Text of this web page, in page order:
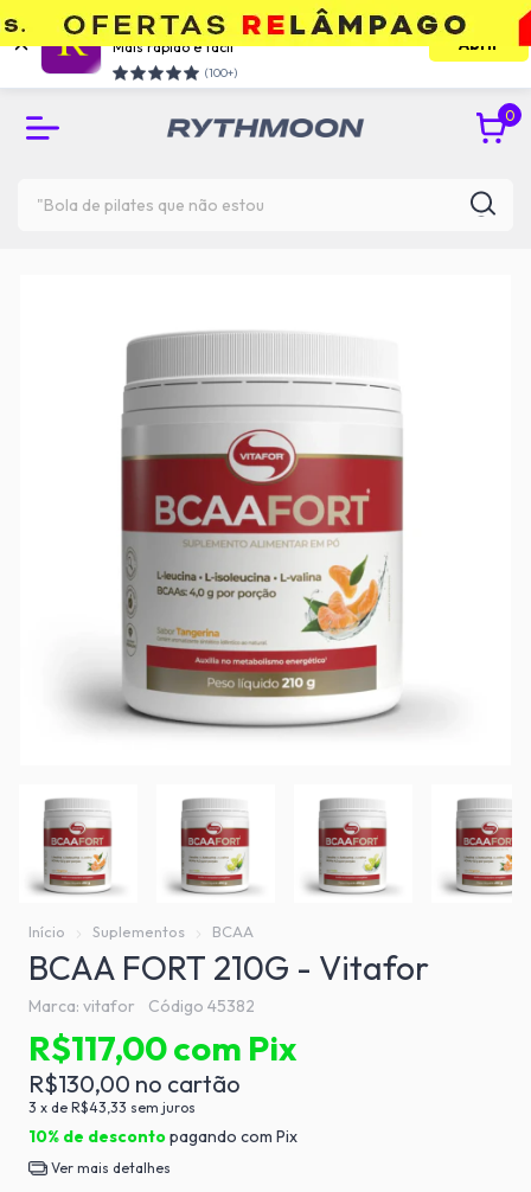
Use o app e economize
Mais rápido e facil
(100+)
Abrir
RETIRE GRÁTIS NA UNIDADE DO TATUAPÉ
0
Início Suplementos BCAA
BCAA FORT 210G - Vitafor
Marca: vitafor Código 45382
R$130,00
R$117,00com Pix
3 x de R$43,33 sem juros
10% de descontopagando com Pix
Ver mais detalhes